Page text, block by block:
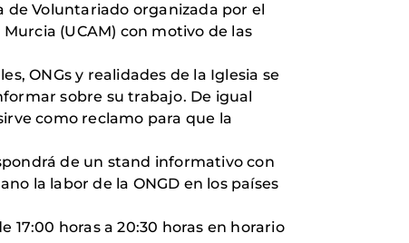
de Voluntariado organizada por el
(UCAM) con motivo de las
ONGs y realidades de la Iglesia se
sobre su trabajo. De igual
como reclamo para que la
de un stand informativo con
la labor de la ONGD en los países
17:00 horas a 20:30 horas en horario